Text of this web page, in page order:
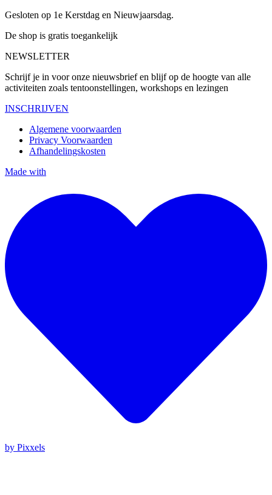
Gesloten op 1e Kerstdag en Nieuwjaarsdag.
De shop is gratis toegankelijk
NEWSLETTER
Schrijf je in voor onze nieuwsbrief en blijf op de hoogte van alle
activiteiten zoals tentoonstellingen, workshops en lezingen
INSCHRIJVEN
Algemene voorwaarden
Privacy Voorwaarden
Afhandelingskosten
Made with
by Pixxels